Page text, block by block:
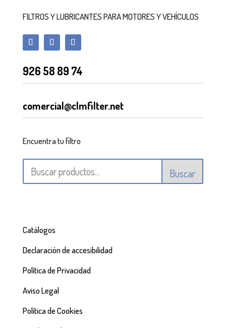
FILTROS Y LUBRICANTES PARA MOTORES Y VEHÍCULOS
926 58 89 74
comercial@clmfilter.net
Encuentra tu filtro
Buscar
Catálogos
Declaración de accesibilidad
Política de Privacidad
Aviso Legal
Política de Cookies